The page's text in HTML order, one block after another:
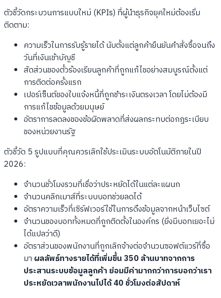
ตัวชี้วัดกระบวนการแบบใหม่ (KPIs) ที่ผู้นำธุรกิจยุคใหม่ต้องเริ่ม
ติดตาม:
ความเร็วในการรับรู้รายได้ นับตั้งแต่ลูกค้ายืนยันคำสั่งซื้อจนถึง
วันที่เงินเข้าบัญชี
สัดส่วนของตั๋วร้องเรียนลูกค้าที่ถูกแก้ไขอย่างสมบูรณ์ตั้งแต่
การติดต่อครั้งแรก
เปอร์เซ็นต์ของใบแจ้งหนี้ที่ถูกชำระเงินตรงเวลา โดยไม่ต้องมี
การแก้ไขข้อมูลด้วยมนุษย์
อัตราการลดลงของข้อผิดพลาดที่ส่งผลกระทบต่อกฎระเบียบ
ของหน่วยงานรัฐ
ตัวชี้วัด 5 รูปแบบที่คุณควรเลิกใช้ประเมินระบบอัตโนมัติภายในปี
2026:
จำนวนชั่วโมงรวมที่เชื่อว่าประหยัดได้ในแต่ละแผนก
จำนวนคลิกเมาส์ที่ระบบบอทช่วยลดได้
อัตราความเร็วที่เซิร์ฟเวอร์ใช้ในการดึงข้อมูลจากหน้าเว็บไซต์
จำนวนของบอททั้งหมดที่ถูกติดตั้งในองค์กร (ยิ่งมีบอทเยอะไม่
ได้แปลว่าดี)
อัตราส่วนของพนักงานที่ถูกเลิกจ้างต่อจำนวนซอฟต์แวร์ที่ซื้อ
มา ผลลัพธ์ทางรายได้ที่เพิ่มขึ้น 350 ล้านบาทจากการ
ประสานระบบข้อมูลลูกค้า ย่อมมีค่ามากกว่าการบอกว่าเรา
ประหยัดเวลาพนักงานไปได้ 40 ชั่วโมงต่อสัปดาห์